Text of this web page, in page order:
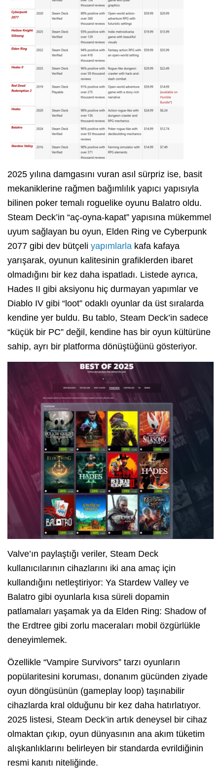
2025 yılına damgasını vuran asıl sürpriz ise, basit
mekaniklerine rağmen bağımlılık yapıcı yapısıyla
bilinen poker temalı roguelike oyunu Balatro oldu.
Steam Deck’in “aç-oyna-kapat” yapısına mükemmel
uyum sağlayan bu oyun, Elden Ring ve Cyberpunk
2077 gibi dev bütçeli yapımlarla kafa kafaya
yarışarak, oyunun kalitesinin grafiklerden ibaret
olmadığını bir kez daha ispatladı. Listede ayrıca,
Hades II gibi aksiyonu hiç durmayan yapımlar ve
Diablo IV gibi “loot” odaklı oyunlar da üst sıralarda
kendine yer buldu. Bu tablo, Steam Deck’in sadece
“küçük bir PC” değil, kendine has bir oyun kültürüne
sahip, ayrı bir platforma dönüştüğünü gösteriyor.
Valve’ın paylaştığı veriler, Steam Deck
kullanıcılarının cihazlarını iki ana amaç için
kullandığını netleştiriyor: Ya Stardew Valley ve
Balatro gibi oyunlarla kısa süreli dopamin
patlamaları yaşamak ya da Elden Ring: Shadow of
the Erdtree gibi zorlu maceraları mobil özgürlükle
deneyimlemek.
Özellikle “Vampire Survivors” tarzı oyunların
popülaritesini koruması, donanım gücünden ziyade
oyun döngüsünün (gameplay loop) taşınabilir
cihazlarda kral olduğunu bir kez daha hatırlatıyor.
2025 listesi, Steam Deck’in artık deneysel bir cihaz
olmaktan çıkıp, oyun dünyasının ana akım tüketim
alışkanlıklarını belirleyen bir standarda evrildiğinin
resmi kanıtı niteliğinde.